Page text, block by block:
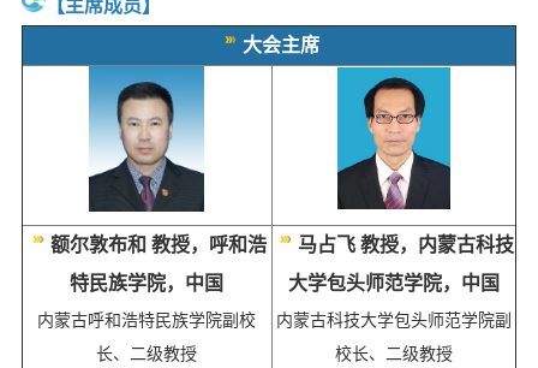
【主席成员】
大会主席
额尔敦布和 教授，呼和浩
特民族学院，中国
内蒙古呼和浩特民族学院副校
长、二级教授
马占飞 教授，内蒙古科技
大学包头师范学院，中国
内蒙古科技大学包头师范学院副
校长、二级教授